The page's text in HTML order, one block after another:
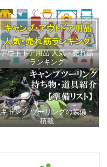
アウトドア用品 人気・売れ筋
ランキング
キャンプ ツーリングの装備・
積載